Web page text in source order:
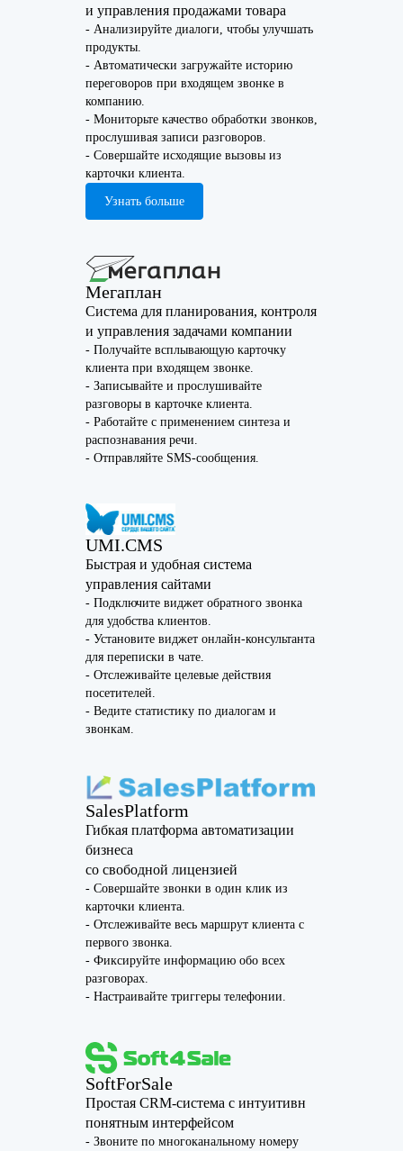
и управления продажами товара
- Анализируйте диалоги, чтобы улучшать
продукты.
- Автоматически загружайте историю
переговоров при входящем звонке в
компанию.
- Мониторьте качество обработки звонков,
прослушивая записи разговоров.
- Совершайте исходящие вызовы из
карточки клиента.
Узнать больше
Мегаплан
Система для планирования, контроля
и управления задачами компании
- Получайте всплывающую карточку
клиента при входящем звонке.
- Записывайте и прослушивайте
разговоры в карточке клиента.
- Работайте с применением синтеза и
распознавания речи.
- Отправляйте SMS-сообщения.
UMI.CMS
Быстрая и удобная система
управления сайтами
- Подключите виджет обратного звонка
для удобства клиентов.
- Установите виджет онлайн-консультанта
для переписки в чате.
- Отслеживайте целевые действия
посетителей.
- Ведите статистику по диалогам и
звонкам.
SalesPlatform
Гибкая платформа автоматизации
бизнеса
со свободной лицензией
- Совершайте звонки в один клик из
карточки клиента.
- Отслеживайте весь маршрут клиента с
первого звонка.
- Фиксируйте информацию обо всех
разговорах.
- Настраивайте триггеры телефонии.
SoftForSale
Простая CRM-система с интуитивн
понятным интерфейсом
- Звоните по многоканальному номеру